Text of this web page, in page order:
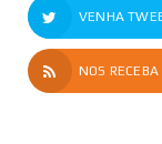
VENHA
NOS